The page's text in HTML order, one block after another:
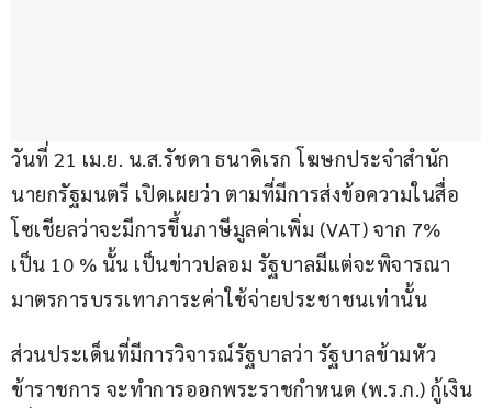
วันที่ 21 เม.ย. น.ส.รัชดา ธนาดิเรก โฆษกประจำสำนัก
นายกรัฐมนตรี เปิดเผยว่า ตามที่มีการส่งข้อความในสื่อ
โซเชียลว่าจะมีการขึ้นภาษีมูลค่าเพิ่ม (VAT) จาก 7%
เป็น 10 % นั้น เป็นข่าวปลอม รัฐบาลมีแต่จะพิจารณา
มาตรการบรรเทาภาระค่าใช้จ่ายประชาชนเท่านั้น
ส่วนประเด็นที่มีการวิจารณ์รัฐบาลว่า รัฐบาลข้ามหัว
ข้าราชการ จะทำการออกพระราชกำหนด (พ.ร.ก.) กู้เงิน